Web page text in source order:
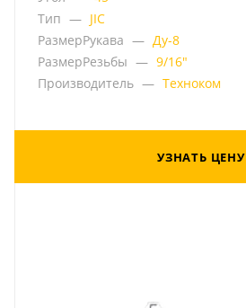
Тип — JIC
РазмерРукава — Ду-8
РазмерРезьбы — 9/16"
Производитель — Техноком
УЗНАТЬ ЦЕНУ